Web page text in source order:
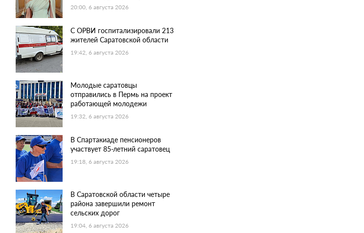
20:00, 6 августа 2026
С ОРВИ госпитализировали 213
жителей Саратовской области
19:42, 6 августа 2026
Молодые саратовцы
отправились в Пермь на проект
работающей молодежи
19:32, 6 августа 2026
В Спартакиаде пенсионеров
участвует 85-летний саратовец
19:18, 6 августа 2026
В Саратовской области четыре
района завершили ремонт
сельских дорог
19:04, 6 августа 2026